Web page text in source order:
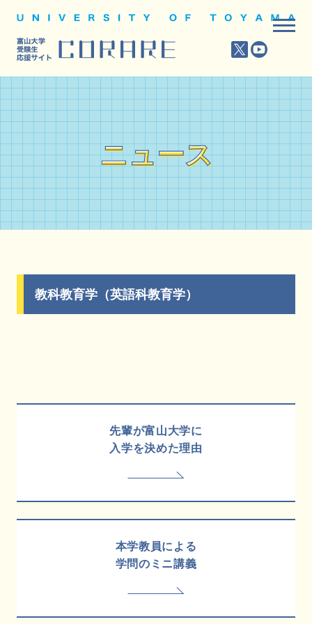
ニュース
ニュース
教科教育学（英語科教育学）
先輩が富山大学に
入学を決めた理由
本学教員による
学問のミニ講義